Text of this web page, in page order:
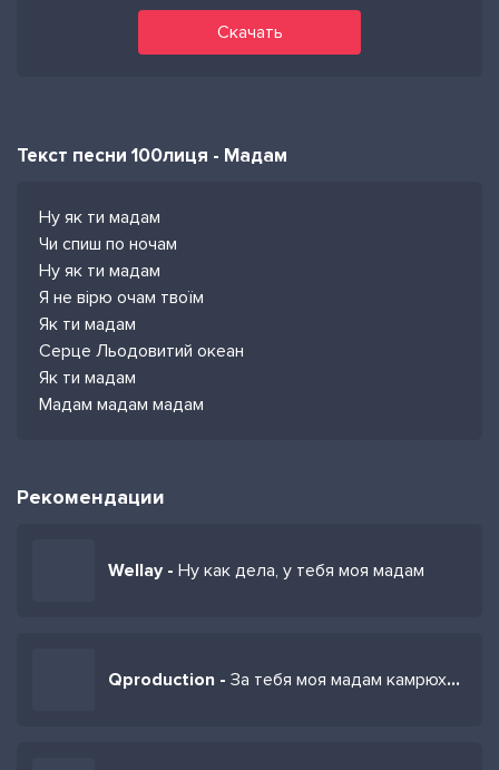
Скачать
Текст песни 100лиця - Мадам
Ну як ти мадам
Чи спиш по ночам
Ну як ти мадам
Я не вірю очам твоїм
Як ти мадам
Серце Льодовитий океан
Як ти мадам
Мадам мадам мадам
Рекомендации
Wellay - Ну как дела, у тебя моя мадам
Qproduction - За тебя моя мадам камрюху свою продам